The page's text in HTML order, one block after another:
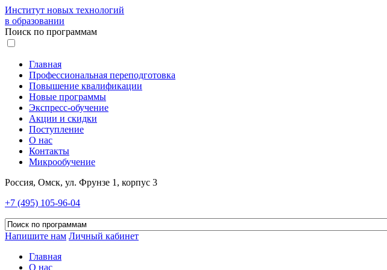
Институт новых технологий
в образовании
Поиск по программам
Главная
Профессиональная переподготовка
Повышение квалификации
Новые программы
Экспресс-обучение
Акции и скидки
Поступление
О нас
Контакты
Микрообучение
Россия, Омск, ул. Фрунзе 1, корпус 3
+7 (495) 105-96-04
Напишите нам Личный кабинет
Главная
О нас